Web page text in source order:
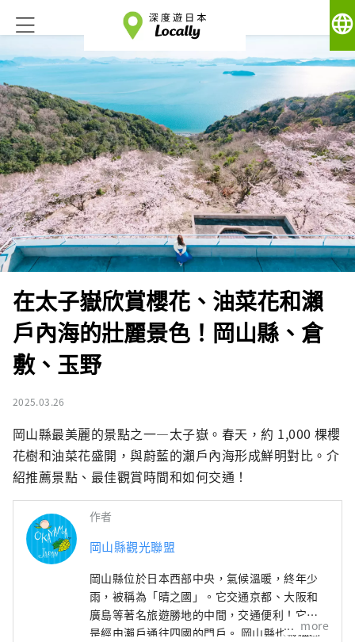
language
在太子嶽欣賞櫻花、油菜花和瀨
戶內海的壯麗景色！岡山縣、倉
敷、玉野
2025.03.26
岡山縣最美麗的景點之一—太子嶽。春天，約 1,000 棵櫻
花樹和油菜花盛開，與蔚藍的瀨戶內海形成鮮明對比。介
紹推薦景點、最佳觀賞時間和如何交通！
作者
岡山縣觀光聯盟
岡山縣位於日本西部中央，氣候溫暖​​，終年少
雨，被稱為「晴之國」。它交通京都、大阪和
廣島等著名旅遊勝地的中間，交通便利！它也
是經由瀨戶通往四國的門戶。 岡山縣也被稱為
more